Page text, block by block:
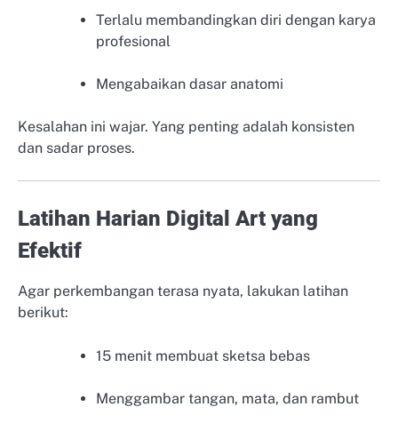
Terlalu membandingkan diri dengan karya
profesional
Mengabaikan dasar anatomi
Kesalahan ini wajar. Yang penting adalah konsisten
dan sadar proses.
Latihan Harian Digital Art yang
Efektif
Agar perkembangan terasa nyata, lakukan latihan
berikut:
15 menit membuat sketsa bebas
Menggambar tangan, mata, dan rambut